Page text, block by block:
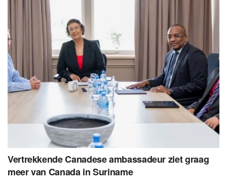
Vertrekkende Canadese ambassadeur ziet graag
meer van Canada in Suriname